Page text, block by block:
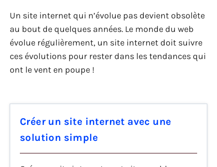
Un site internet qui n’évolue pas devient obsolète
au bout de quelques années. Le monde du web
évolue régulièrement, un site internet doit suivre
ces évolutions pour rester dans les tendances qui
ont le vent en poupe !
Créer un site internet avec une
solution simple